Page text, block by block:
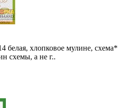
белая, хлопковое мулине, схема*
схемы, а не г..